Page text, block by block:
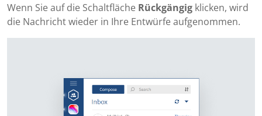
Wenn Sie auf die Schaltfläche Rückgängig klicken, wird
die Nachricht wieder in Ihre Entwürfe aufgenommen.